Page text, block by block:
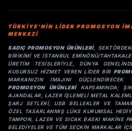
TÜRKİYE'NİN LİDER PROMOSYON
MERKEZİ
SADIÇ PROMOSYON ÜRÜNLERI,
BIRIKIMI VE İSTANBUL EMINÖNÜ/
ÜRETIM TESISLERIYLE, DÜNYA
KUSURSUZ HIZMET VEREN LIDER BIR
MARKANIZIN IMAJINI
PROMOSYON ÜRÜNLERIKAPSAMINDA;
AJANDALAR, LAZER IŞLEMELI METAL
ŞARJ SETLERI, USB BELLEKLER VE
ÖZEL TASARLANMIŞ LÜKS KURUMSAL
TAMPON, LAZER VE SICAK BASKI MAKINE
BELEDIYELER VE TÜM SEÇKIN MARKALAR